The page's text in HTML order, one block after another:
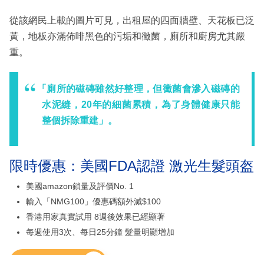
從該網民上載的圖片可見，出租屋的四面牆壁、天花板已泛
黃，地板亦滿佈啡黑色的污垢和黴菌，廁所和廚房尤其嚴
重。
「廁所的磁磚雖然好整理，但黴菌會滲入磁磚的
水泥縫，20年的細菌累積，為了身體健康只能
整個拆除重建」。
限時優惠：美國FDA認證 激光生髮頭盔
美國amazon鎖量及評價No. 1
輸入「NMG100」優惠碼額外減$100
香港用家真實試用 8週後效果已經顯著
每週使用3次、每日25分鐘 髮量明顯增加